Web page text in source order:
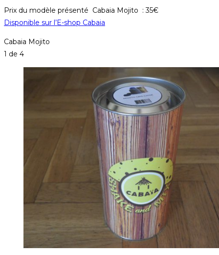
Prix du modèle présenté Cabaia Mojito : 35€
Disponible sur l’E-shop Cabaia
Cabaia Mojito
1 de 4